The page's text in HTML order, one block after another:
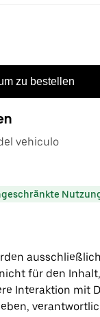
zu bestellen
vehiculo
für den
Interaktion mit